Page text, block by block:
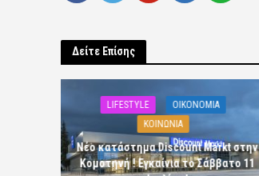
Δείτε Επίσης
LIFESTYLE
OIKONOMIA
ΚΟΙΝΩΝΙΑ
Νέο κατάστημα Discount Markt στην
Κομοτηνή ! Εγκαίνια το Σάββατο 11